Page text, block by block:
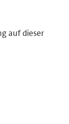
auf dieser